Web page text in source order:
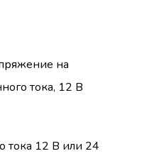
на
тока, 12 В
тока 12 В или 24